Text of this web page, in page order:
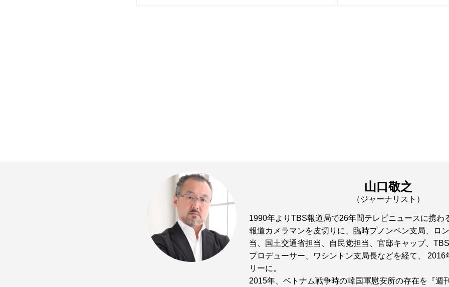
山口敬之
（ジャーナリスト）
1990年よりTBS報道局で26年間テレビニュースに携わ
報道カメラマンを皮切りに、臨時プノンペン支局、ロ
当、国土交通省担当、自民党担当、官邸キャップ、
プロデューサー、ワシントン支局長などを経て、 2016
リーに。
2015年、ベトナム戦争時の韓国軍慰安所の存在を『週